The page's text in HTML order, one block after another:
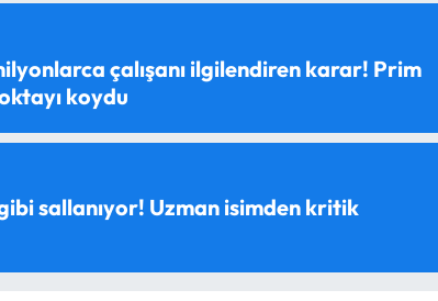
çalışanı ilgilendiren karar! Prim
koydu
sallanıyor! Uzman isimden kritik